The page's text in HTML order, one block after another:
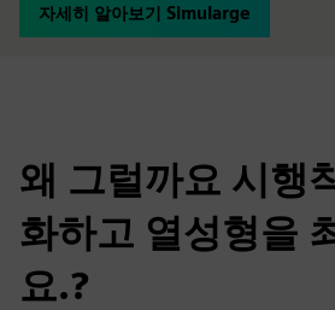
자세히 알아보기 Simularge
왜 그럴까요 시행
화하고 열성형을
요.?